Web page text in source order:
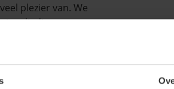
plezier van. We
liedjes en
van toen. Ook
veel gebruik van